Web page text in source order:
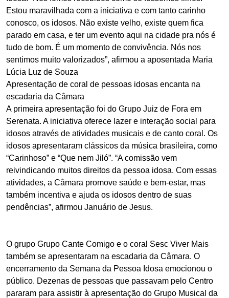
Estou maravilhada com a iniciativa e com tanto carinho
conosco, os idosos. Não existe velho, existe quem fica
parado em casa, e ter um evento aqui na cidade pra nós é
tudo de bom. É um momento de convivência. Nós nos
sentimos muito valorizados”, afirmou a aposentada Maria
Lúcia Luz de Souza
Apresentação de coral de pessoas idosas encanta na
escadaria da Câmara
A primeira apresentação foi do Grupo Juiz de Fora em
Serenata. A iniciativa oferece lazer e interação social para
idosos através de atividades musicais e de canto coral. Os
idosos apresentaram clássicos da música brasileira, como
“Carinhoso” e “Que nem Jiló”. “A comissão vem
reivindicando muitos direitos da pessoa idosa. Com essas
atividades, a Câmara promove saúde e bem-estar, mas
também incentiva e ajuda os idosos dentro de suas
pendências”, afirmou Januário de Jesus.
O grupo Grupo Cante Comigo e o coral Sesc Viver Mais
também se apresentaram na escadaria da Câmara. O
encerramento da Semana da Pessoa Idosa emocionou o
público. Dezenas de pessoas que passavam pelo Centro
pararam para assistir à apresentação do Grupo Musical da